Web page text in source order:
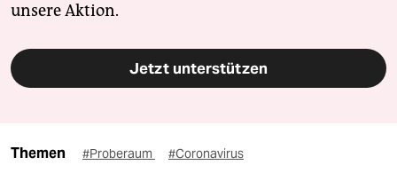
unsere Aktion.
Jetzt unterstützen
Themen #Proberaum #Coronavirus